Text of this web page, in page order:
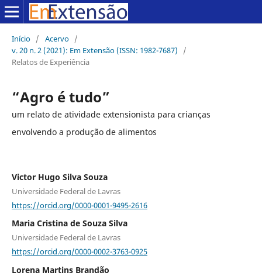
Início / Acervo /
v. 20 n. 2 (2021): Em Extensão (ISSN: 1982-7687)
/
Relatos de Experiência
“Agro é tudo”
um relato de atividade extensionista para crianças
envolvendo a produção de alimentos
Victor Hugo Silva Souza
Universidade Federal de Lavras
https://orcid.org/0000-0001-9495-2616
Maria Cristina de Souza Silva
Universidade Federal de Lavras
https://orcid.org/0000-0002-3763-0925
Lorena Martins Brandão